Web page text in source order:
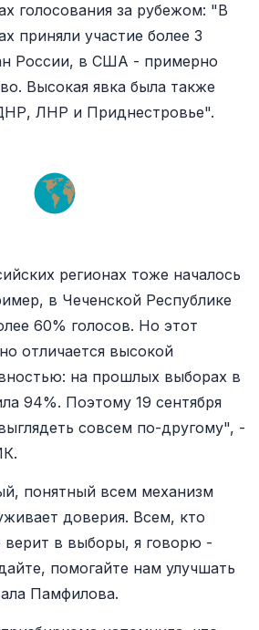
голосования за рубежом: "В
приняли участие более 3
России, в США - примерно
Высокая явка была также
ЛНР и Приднестровье".
регионах тоже началось
в Чеченской Республике
60% голосов. Но этот
отличается высокой
на прошлых выборах в
94%. Поэтому 19 сентября
совсем по-другому", -
понятный всем механизм
доверия. Всем, кто
верит в выборы, я говорю -
помогайте нам улучшать
Памфилова.